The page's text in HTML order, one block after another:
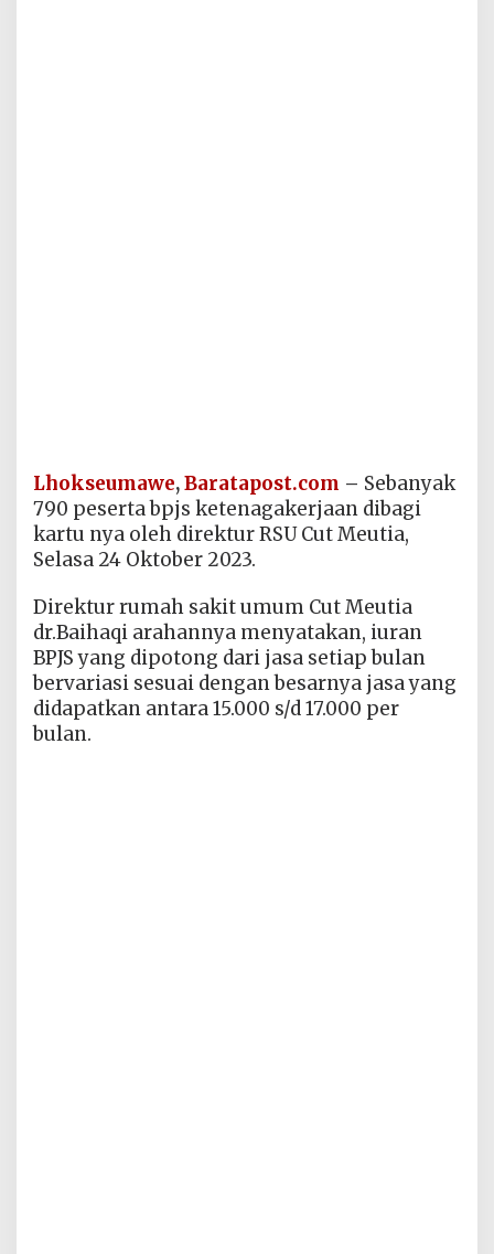
Lhokseumawe,Baratapost.com – Sebanyak
790 peserta bpjs ketenagakerjaan dibagi
kartu nya oleh direktur RSU Cut Meutia,
Selasa 24 Oktober 2023.
Direktur rumah sakit umum Cut Meutia
dr.Baihaqi arahannya menyatakan, iuran
BPJS yang dipotong dari jasa setiap bulan
bervariasi sesuai dengan besarnya jasa yang
didapatkan antara 15.000 s/d 17.000 per
bulan.